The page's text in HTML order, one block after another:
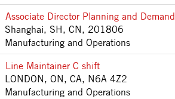
Associate Director Planning and Demand
Shanghai, SH, CN, 201806
Manufacturing and Operations
Line Maintainer C shift
LONDON, ON, CA, N6A 4Z2
Manufacturing and Operations